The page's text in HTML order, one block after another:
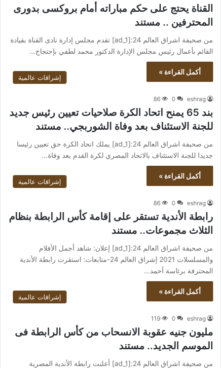
القناة يحتج على حكم مباراته أمام بروكسى بدورى
المحترفين .. مستند
من صحيفة اشراق العالم 24:[ad_1] تقدم مجلس إدارة نادى القناة بقيادة
القائم بأعمال رئيس مجلس الإدارة الدكتور محمد لطفي بإحتجاج…
أكمل القراءة »
إشراقات عالمية
eshrag
0
86
بند 65 يمنح اتحاد الكرة صلاحيات تعيين رئيس جديد
للجنة الاستئناف بعد وفاة الشوربجي.. مستند
من صحيفة اشراق العالم 24:[ad_1] يملك اتحاد الكرة حق تعيين رئيسا
جديدا للجنة الاستئناف بالاتحاد المصري لكرة القدم بعد وفاة…
أكمل القراءة »
إشراقات عالمية
eshrag
0
86
رابطة الأندية تستقر على إقامة كأس الرابطة بنظام
الثلاث مجموعات.. مستند
من صحيفة اشراق العالم 24:[ad_1] إعلان: شاهد أجمل الأفلام
والمسلسلات 2021 إشراق العالم 24-متابعات: استقرت رابطة الأندية
المحترفة برئاسة أحمد…
أكمل القراءة »
إشراقات عالمية
eshrag
0
119
مليون جنيه عقوبة الانسحاب من كأس الرابطة فى
الموسم الجديد.. مستند
من صحيفة اشراق العالم 24:[ad_1] أعلنت رابطة الأندية المصرية